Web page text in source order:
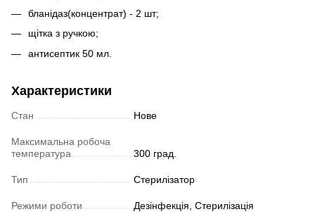
бланідаз(концентрат) - 2 шт;
щітка з ручкою;
антисептик 50 мл.
Характеристики
Стан Нове
Максимальна робоча
температура
300 град.
Тип Стерилізатор
Режими роботи Дезінфекція, Стерилізація